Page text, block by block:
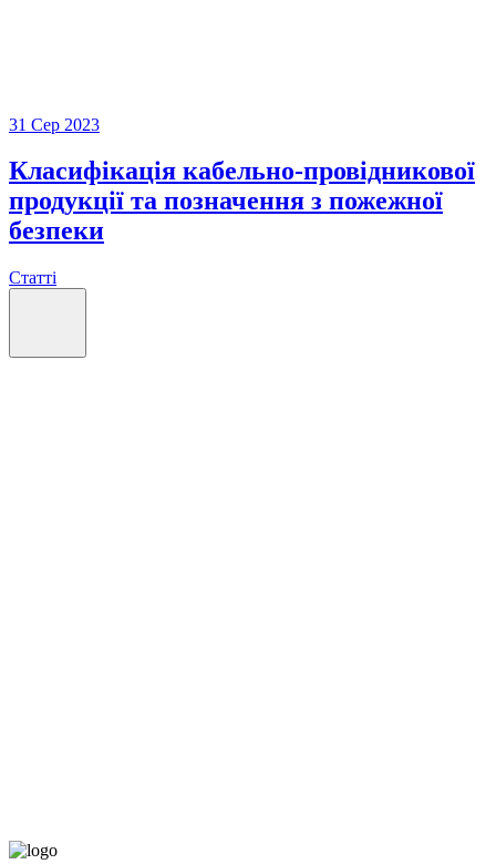
31 Сер 2023
Класифікація кабельно-провідникової
продукції та позначення з пожежної
безпеки
Статті